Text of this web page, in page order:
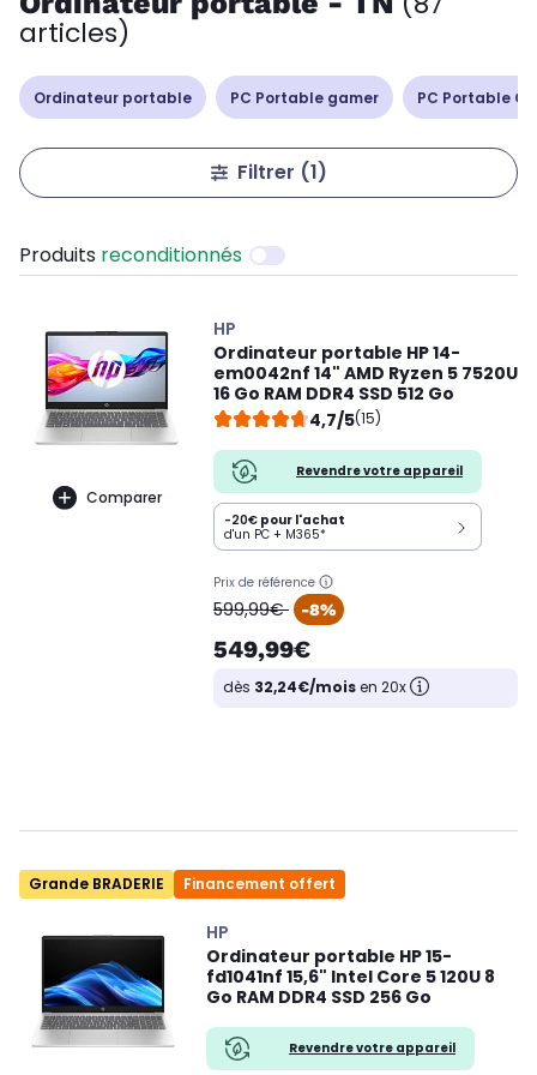
articles)
Ordinateur portable PC Portable gamer PC Portable
Filtrer (1)
Produits reconditionnés
Comparer
HP
Ordinateur portable HP 14-
em0042nf 14" AMD Ryzen 5 7520U
16 Go RAM DDR4 SSD 512 Go
4,7/5(15)
Revendre votre appareil
-20€ pour l'achat
d'un PC + M365*
Prix de référence
oldPrice
599,99€ -8%
549,99€
dès 32,24€/moisen 20x
Grande BRADERIE Financement offert
HP
Ordinateur portable HP 15-
fd1041nf 15,6" Intel Core 5 120U 8
Go RAM DDR4 SSD 256 Go
Revendre votre appareil